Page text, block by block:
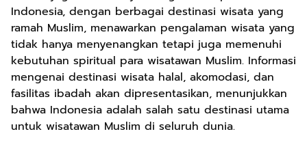
Indonesia, dengan berbagai destinasi wisata yang
ramah Muslim, menawarkan pengalaman wisata yang
tidak hanya menyenangkan tetapi juga memenuhi
kebutuhan spiritual para wisatawan Muslim. Informasi
mengenai destinasi wisata halal, akomodasi, dan
fasilitas ibadah akan dipresentasikan, menunjukkan
bahwa Indonesia adalah salah satu destinasi utama
untuk wisatawan Muslim di seluruh dunia.